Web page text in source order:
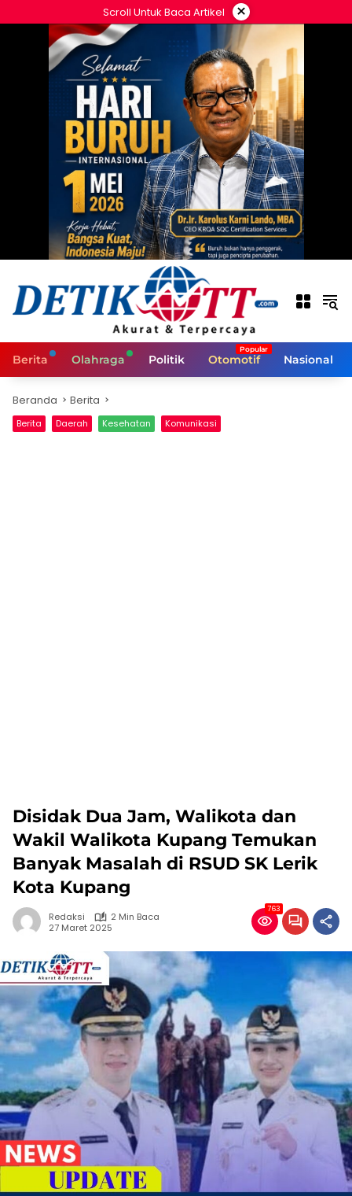
ke
Scroll Untuk Baca Artikel ×
Berita Olahraga Politik Otomotif Nasional
Beranda Berita
Berita Daerah Kesehatan Komunikasi
Disidak Dua Jam, Walikota dan
Wakil Walikota Kupang Temukan
Banyak Masalah di RSUD SK Lerik
Kota Kupang
Redaksi
2 Min Baca
27 Maret 2025
763